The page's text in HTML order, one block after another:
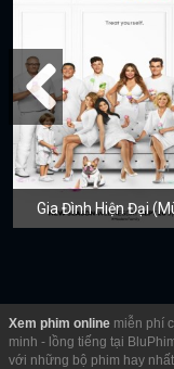
Gia Đình Hiện Đại
Xem phim online miễn phí
minh - lồng tiếng tại
với những bộ phim hay